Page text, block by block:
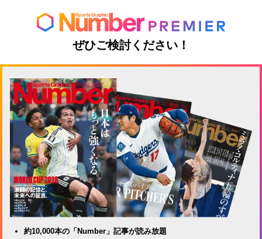
ぜひご検討ください！
約10,000本の「Number」記事が読み放題